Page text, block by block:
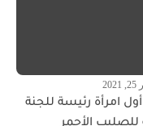
امرأة رئيسة للجنة